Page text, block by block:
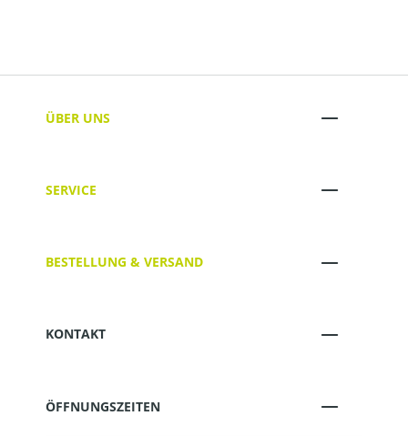
ÜBER UNS
SERVICE
BESTELLUNG & VERSAND
KONTAKT
ÖFFNUNGSZEITEN